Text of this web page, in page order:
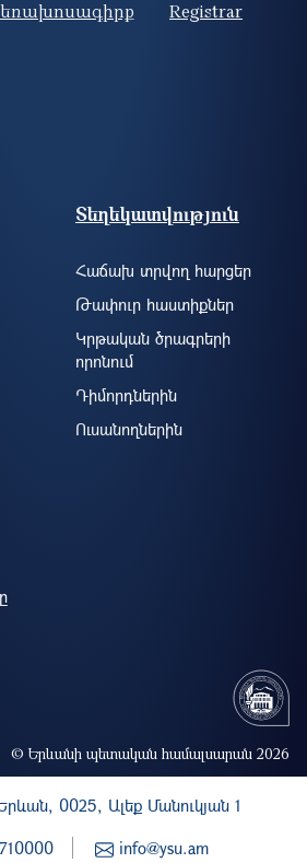
Registrar
Տեղեկատվություն
Հաճախ տրվող հարցեր
Թափուր հաստիքներ
Կրթական ծրագրերի
որոնում
Դիմորդներին
Ուսանողներին
© Երևանի պետական համալսարան 2026
0025, Ալեք Մանուկյան 1
info@ysu.am